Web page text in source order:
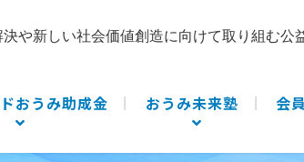
や新しい社会価値創造に向けて取り組む公
おうみ助成金 おうみ未来塾 会